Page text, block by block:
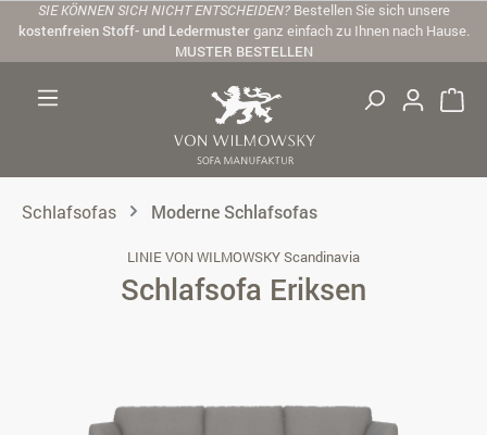
Zum Hauptinhalt springen
SIE KÖNNEN SICH NICHT ENTSCHEIDEN? Bestellen Sie sich unsere
kostenfreien Stoff- und Ledermusterganz einfach zu Ihnen nach Hause.
MUSTER BESTELLEN
Schlafsofas Moderne Schlafsofas
LINIE VON WILMOWSKY Scandinavia
Schlafsofa Eriksen